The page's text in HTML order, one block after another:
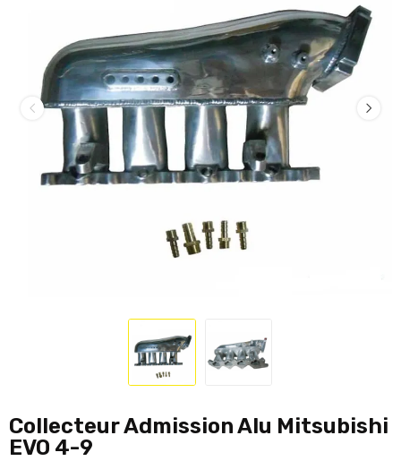
Collecteur Admission Alu Mitsubishi
EVO 4-9